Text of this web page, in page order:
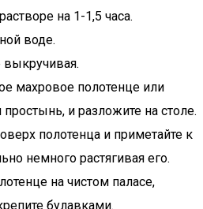
на 1-1,5 часа.
воде.
выкручивая.
махровое полотенце или
и разложите на столе.
полотенца и приметайте к
немного растягивая его.
на чистом паласе,
булавками.